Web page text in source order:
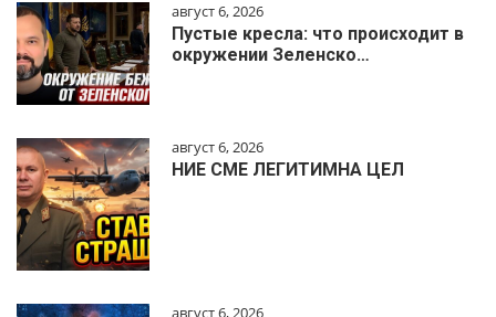
август 6, 2026
Пустые кресла: что происходит в
окружении Зеленско…
август 6, 2026
НИЕ СМЕ ЛЕГИТИМНА ЦЕЛ